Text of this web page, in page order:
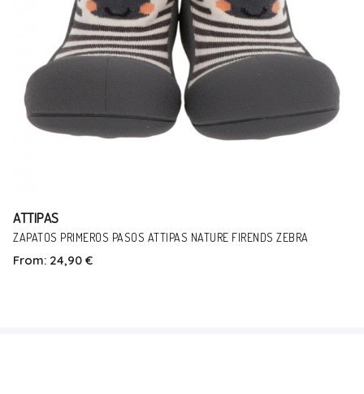
ATTIPAS
ZAPATOS PRIMEROS PASOS ATTIPAS NATURE FIRENDS ZEBRA
From: 24,90 €